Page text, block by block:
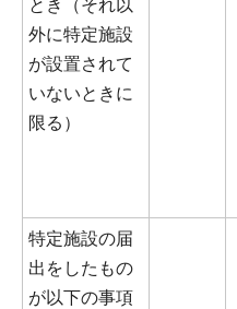
外に特定施設
が設置されて
いないときに
限る）
特定施設の届
出をしたもの
が以下の事項